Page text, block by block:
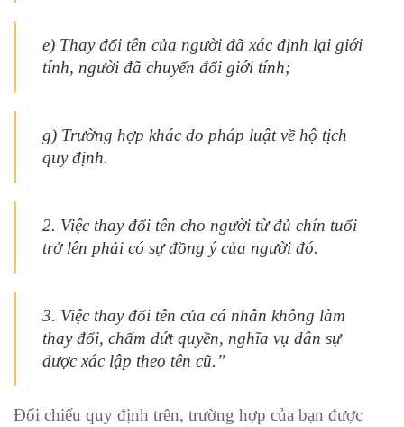
e) Thay đổi tên của người đã xác định lại giới
tính, người đã chuyển đổi giới tính;
g) Trường hợp khác do pháp luật về hộ tịch
quy định.
2. Việc thay đổi tên cho người từ đủ chín tuổi
trở lên phải có sự đồng ý của người đó.
3. Việc thay đổi tên của cá nhân không làm
thay đổi, chấm dứt quyền, nghĩa vụ dân sự
được xác lập theo tên cũ.”
Đối chiếu quy định trên, trường hợp của bạn được